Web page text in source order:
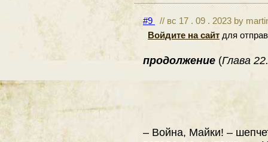
#9
// вс 17 . 09 . 2023 by
Войдите на сайт для
продолжение (Глава
– Война, Майки! –